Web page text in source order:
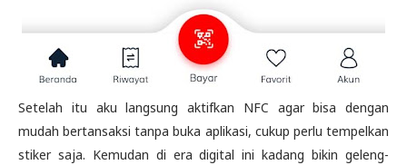
Setelah itu aku langsung aktifkan NFC agar bisa dengan
mudah bertansaksi tanpa buka aplikasi, cukup perlu tempelkan
stiker saja. Kemudan di era digital ini kadang bikin geleng-